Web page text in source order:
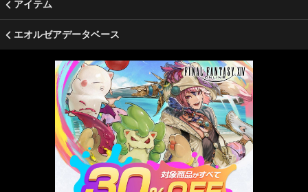
アイテム
エオルゼアデータベース